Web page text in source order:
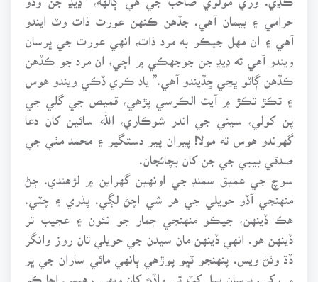
حرامي ۽ بيمان آهي. جڏهن ڪنهن عورت ذات وٽ ايندو
آهي ۽ ان مهل جيڪو به مرد ذات، انهي عورت جي ڀرسان
ويندو آهي ته ڍيڍ جن جوجهڪي ۾ اچي، ان مرد جو ڪڏهن
ڪڏهن ڳاٽو ڀڃي ڇڏيندو آهي.” ياد ڪري ڏڪي ويندو هوس
۽ تڪڙ تڪڙ ۾ آيت الڪرسي پڙهي، قميص جي گلي جي
پن کولي، سيني جي اندر شوڪاري، الله سائين کان دعا
گهرندو هوس ته مولا! پيران پير دستگير ۽ محمد مٺي جي
صدقي بيبي جي جن کان بچائجان.
سوچ جي عميق سمنڊ جي اونهين گهراين ۾ لڙهندي. ڄڻ
منهنجي آڏو حويلي جي هر شي اچڻ لڳي. پڌري ۽ چٽي.
هڪ ڏينهن، جيڪو منهنجي ڄمار جو نئون ۽ عجيب تر
ڏينهن هو. انهي ڏينهن مان سيدن جي حويلي تان روز وانگر
ڏڌ وٺڻ ويس. پنهنجو ٽڀو پوڙهي ٻانهي مائي ساران جي ڀر
۾ رکي، ڀرسان پيل کٽ تي واڏڻ کان ويهي رهيس. اڃا ڪو